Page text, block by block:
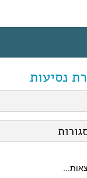
נסיעות